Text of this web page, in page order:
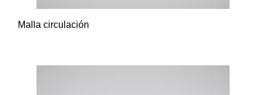
Malla circulación